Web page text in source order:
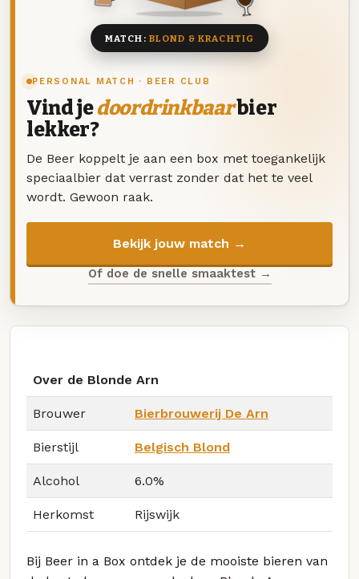
PERSONAL MATCH · BEER CLUB
Vind jedoordrinkbaarbier
lekker?
De Beer koppelt je aan een box met toegankelijk
speciaalbier dat verrast zonder dat het te veel
wordt. Gewoon raak.
Bekijk jouw match →
Of doe de snelle smaaktest →
MATCH: BLOND & KRACHTIG
Over de Blonde Arn
Brouwer Bierbrouwerij De Arn
Bierstijl Belgisch Blond
Alcohol 6.0%
Herkomst Rijswijk
Bij Beer in a Box ontdek je de mooiste bieren van